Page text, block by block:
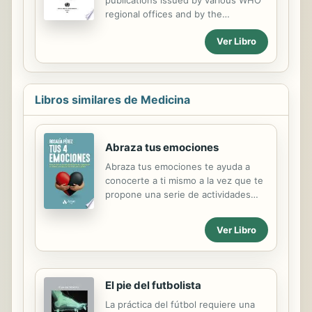
práctica que ayude a los gobiernos y
enfoque del trabajo de salud pública
desde la perspectiva de los
regional offices and by the
International Agency for Research on
Ver Libro
Libros similares de Medicina
Abraza tus emociones
Abraza tus emociones te ayuda a
conocerte a ti mismo a la vez que te
propone una serie de actividades
día tus estados de ánimo de forma
equilibrada y enriquecedora.
Partiendo de la base de que
este libro es una guía para entender
el miedo, la rabia, la tristeza y la
Ver Libro
El pie del futbolista
La práctica del fútbol requiere una